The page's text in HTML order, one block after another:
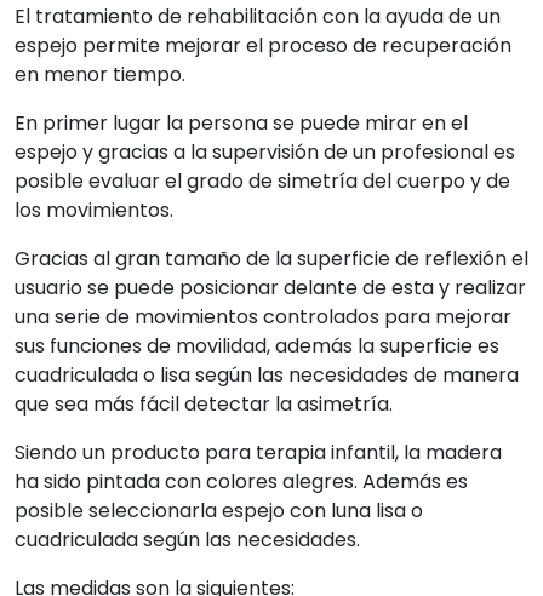
El tratamiento de rehabilitación con la ayuda de un
espejo permite mejorar el proceso de recuperación
en menor tiempo.
En primer lugar la persona se puede mirar en el
espejo y gracias a la supervisión de un profesional es
posible evaluar el grado de simetría del cuerpo y de
los movimientos.
Gracias al gran tamaño de la superficie de reflexión el
usuario se puede posicionar delante de esta y realizar
una serie de movimientos controlados para mejorar
sus funciones de movilidad, además la superficie es
cuadriculada o lisa según las necesidades de manera
que sea más fácil detectar la asimetría.
Siendo un producto para terapia infantil, la madera
ha sido pintada con colores alegres. Además es
posible seleccionarla espejo con luna lisa o
cuadriculada según las necesidades.
Las medidas son la siguientes: